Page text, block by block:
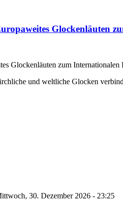
Glockenläuten
Glockenläuten zum Internationalen
und weltliche Glocken
30. Dezember 2026 - 23:25